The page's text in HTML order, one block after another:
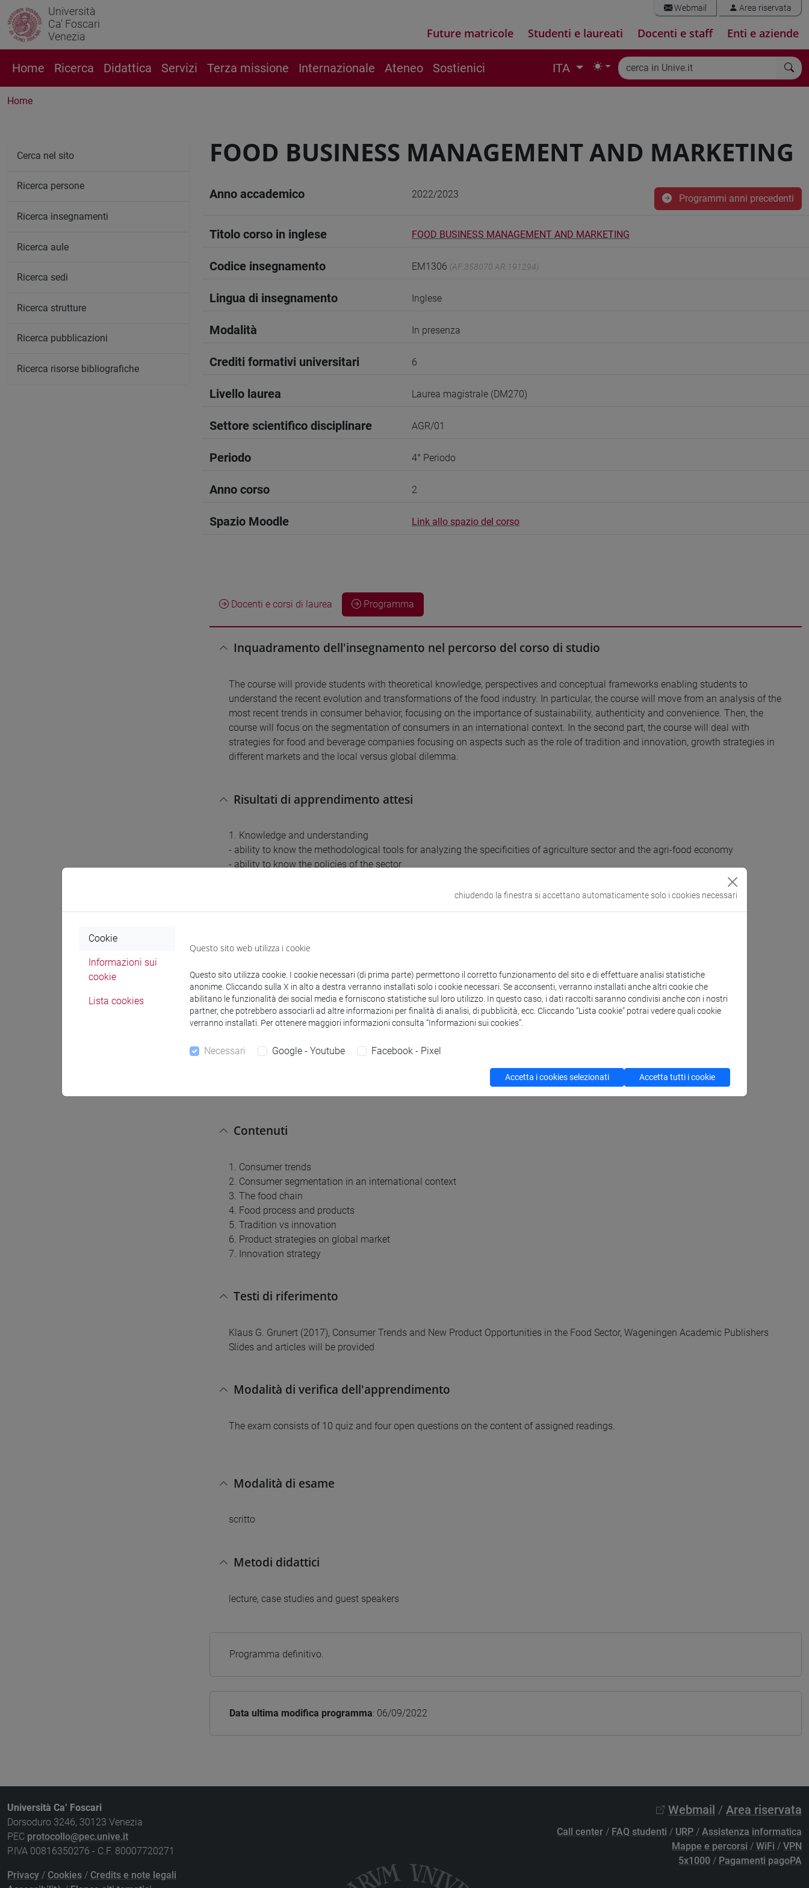
Università
Ca' Foscari
Venezia
Webmail Area riservata
Future matricole Studenti e laureati Docenti e staff Enti e aziende
Home Ricerca Didattica Servizi Terza missione Internazionale Ateneo Sostienici ITA
Home
FOOD BUSINESS MANAGEMENT AND MARKETING
Anno accademico 2022/2023 Programmi anni precedenti
Titolo corso in inglese FOOD BUSINESS MANAGEMENT AND MARKETING
Codice insegnamento EM1306 (AF:358070 AR:191294)
Lingua di insegnamento Inglese
Modalità In presenza
Crediti formativi universitari 6
Livello laurea Laurea magistrale (DM270)
Settore scientifico disciplinare AGR/01
Periodo 4° Periodo
Anno corso 2
Spazio Moodle Link allo spazio del corso
Docenti e corsi di laurea Programma
Inquadramento dell'insegnamento nel percorso del corso di studio
The course will provide students with theoretical knowledge, perspectives and conceptual frameworks enabling students to
understand the recent evolution and transformations of the food industry. In particular, the course will move from an analysis of the
most recent trends in consumer behavior, focusing on the importance of sustainability, authenticity and convenience. Then, the
course will focus on the segmentation of consumers in an international context. In the second part, the course will deal with
strategies for food and beverage companies focusing on aspects such as the role of tradition and innovation, growth strategies in
different markets and the local versus global dilemma.
Risultati di apprendimento attesi
1. Knowledge and understanding
- ability to know the methodological tools for analyzing the specificities of agriculture sector and the agri-food economy
- ability to know the policies of the sector
- ability to know how to develop a marketing plan for an agri-food product
3. Making judgements
- ability to evaluate marketing plans of agri-food companies
- ability to identify the best methods for analyzing consumer behavior
Prerequisiti
Contenuti
1. Consumer trends
2. Consumer segmentation in an international context
3. The food chain
4. Food process and products
5. Tradition vs innovation
6. Product strategies on global market
7. Innovation strategy
Testi di riferimento
Klaus G. Grunert (2017), Consumer Trends and New Product Opportunities in the Food Sector, Wageningen Academic Publishers
Slides and articles will be provided
Modalità di verifica dell'apprendimento
The exam consists of 10 quiz and four open questions on the content of assigned readings.
Modalità di esame
scritto
Metodi didattici
lecture, case studies and guest speakers
Programma definitivo.
Data ultima modifica programma: 06/09/2022
Cerca nel sito
Ricerca persone
Ricerca insegnamenti
Ricerca aule
Ricerca sedi
Ricerca strutture
Ricerca pubblicazioni
Ricerca risorse bibliografiche
Università Ca’ Foscari
Dorsoduro 3246, 30123 Venezia
PEC protocollo@pec.unive.it
P.IVA 00816350276 - C.F. 80007720271
Privacy / Cookies / Credits e note legali
Webmail / Area riservata
Call center / FAQ studenti / URP / Assistenza informatica
Mappe e percorsi / WiFi / VPN
5x1000 / Pagamenti pagoPA
chiudendo la finestra si accettano automaticamente solo i cookies necessari
Cookie
Informazioni sui
cookie
Lista cookies
Questo sito web utilizza i cookie
Questo sito utilizza cookie. I cookie necessari (di prima parte) permettono il corretto funzionamento del sito e di effettuare analisi statistiche
anonime. Cliccando sulla X in alto a destra verranno installati solo i cookie necessari. Se acconsenti, verranno installati anche altri cookie che
abilitano le funzionalità dei social media e forniscono statistiche sul loro utilizzo. In questo caso, i dati raccolti saranno condivisi anche con i nostri
partner, che potrebbero associarli ad altre informazioni per finalità di analisi, di pubblicità, ecc. Cliccando “Lista cookie” potrai vedere quali cookie
verranno installati. Per ottenere maggiori informazioni consulta “Informazioni sui cookies”.
Necessari Google - Youtube Facebook - Pixel
Accetta i cookies selezionati Accetta tutti i cookie